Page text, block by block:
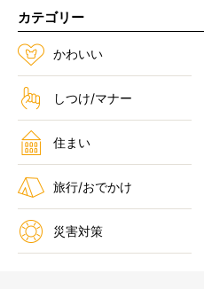
カテゴリー
かわいい
しつけ/マナー
住まい
旅行/おでかけ
災害対策